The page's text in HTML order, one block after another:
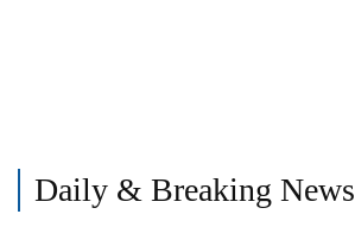
Daily & Breaking News